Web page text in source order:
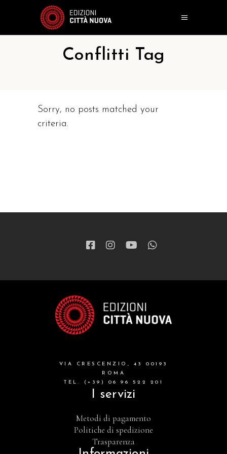
Conflitti Tag
Sorry, no posts matched your
criteria.
VIA CRESCENZIO, 43 00193
ROMA
TEL. (+39) 06 96 522 201
I servizi
Metodi di pagamento
Politiche di spedizione
Trasparenza